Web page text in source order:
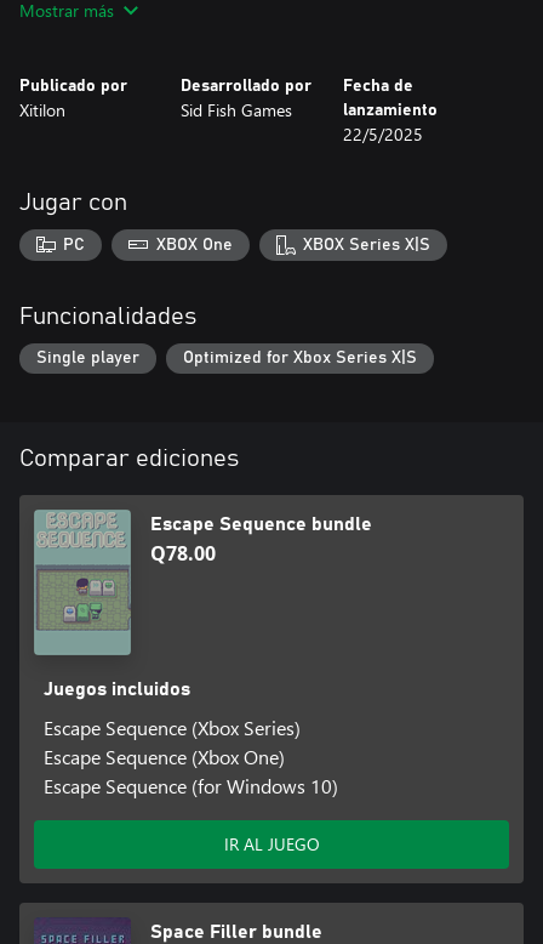
moradas para reorganizar la forma de los bloques conectados. El
Mostrar más
Publicado por
Xitilon
Desarrollado por
Sid Fish Games
Fecha de
lanzamiento
22/5/2025
Jugar con
PC XBOX One XBOX Series X|S
Funcionalidades
Single player Optimized for Xbox Series X|S
Comparar ediciones
Escape Sequence bundle
Q78.00
Juegos incluidos
Escape Sequence (Xbox Series)
Escape Sequence (Xbox One)
Escape Sequence (for Windows 10)
IR AL JUEGO
Space Filler bundle